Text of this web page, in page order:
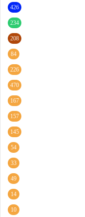
426
234
208
84
226
470
167
157
145
54
33
49
14
10